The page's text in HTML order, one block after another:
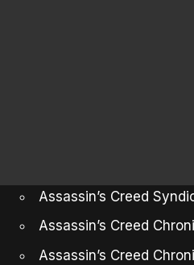
Assassin’s Creed
Assassin’s Creed
Assassin’s Creed